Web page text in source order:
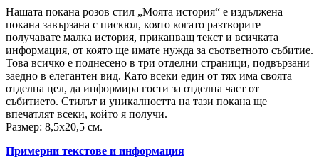
Нашата покана розов стил „Моята история“ е издължена
покана завързана с пискюл, която когато разтворите
получавате малка история, приканващ текст и всичката
информация, от която ще имате нужда за съответното събитие.
Toва всичко е поднесено в три отделни страници, подвързани
заедно в елегантен вид. Като всеки един от тях има своята
отделна цел, да информира гости за отделна част от
събитието. Стилът и уникалността на тази покана ще
впечатлят всеки, който я получи.
Размер: 8,5х20,5 см.
Примерни текстове и информация